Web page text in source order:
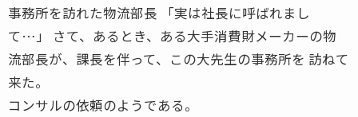
事務所を訪れた物流部長 「実は社長に呼ばれまし
て…」 さて、あるとき、ある大手消費財メーカーの物
流部長が、課長を伴って、この大先生の事務所を 訪ねて
来た。
コンサルの依頼のようである。